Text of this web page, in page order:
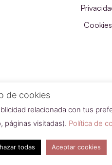
Cookies
| Desarrollado con por SDi
de cookies
relacionada con tus
páginas visitadas). Política de
todas Aceptar cookies